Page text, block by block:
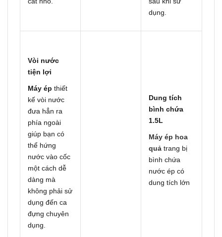
dụng.
Vòi nước
tiện lợi
Máy ép thiết
kế vòi nước
đưa hẳn ra
phía ngoài
giúp bạn có
thể hứng
nước vào cốc
một cách dễ
dàng mà
không phải sử
dụng đến ca
đựng chuyên
dụng.
Dung tích
bình chứa
1.5L
Máy ép hoa
quả trang bị
bình chứa
nước ép có
dung tích lớn